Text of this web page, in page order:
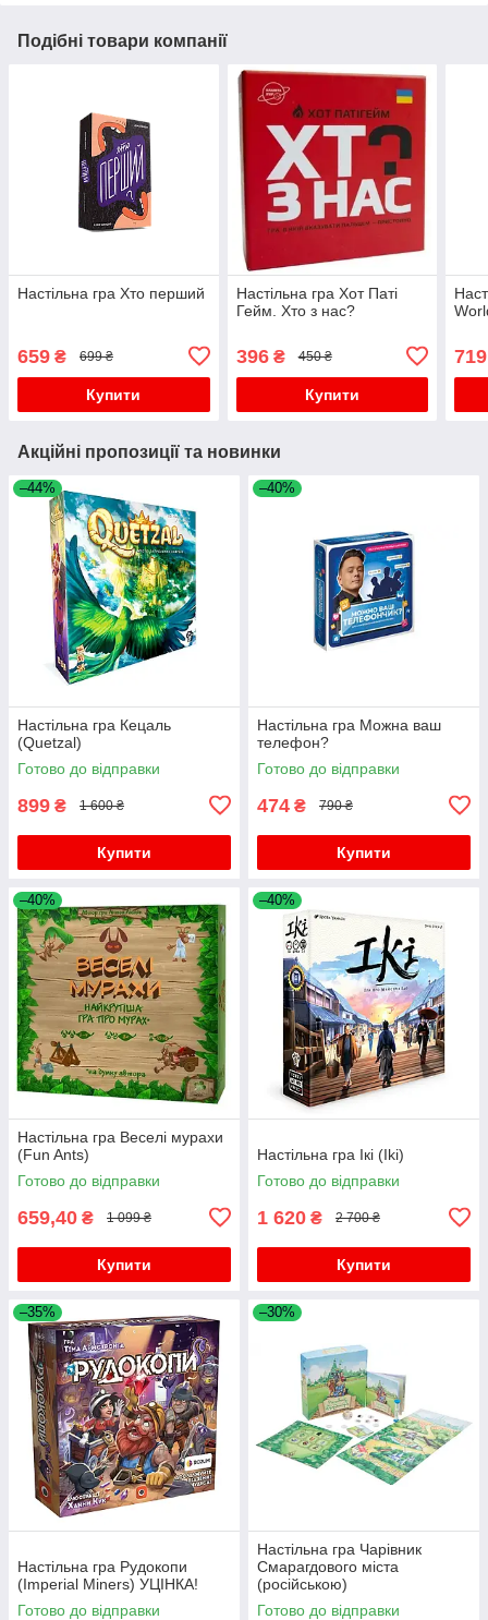
Подібні товари компанії
Настільна гра Хто перший
659 ₴ 699 ₴
Купити
Настільна гра Хот Паті
Гейм. Хто з нас?
396₴ 450 ₴
Купити
Акційні пропозиції та новинки
–44%
Настільна гра Кецаль
(Quetzal)
Готово до відправки
899 ₴ 1 600 ₴
Купити
–40%
Настільна гра Можна ваш
телефон?
Готово до відправки
474 ₴ 790 ₴
Купити
–40%
Настільна гра Веселі мурахи
(Fun Ants)
Готово до відправки
659,40 ₴ 1 099 ₴
Купити
–40%
Настільна гра Ікі (Iki)
Готово до відправки
1 620 ₴ 2 700 ₴
Купити
–35%
Настільна гра Рудокопи
(Imperial Miners) УЦІНКА!
Готово до відправки
–30%
Настільна гра Чарівник
Смарагдового міста
(російською)
Готово до відправки